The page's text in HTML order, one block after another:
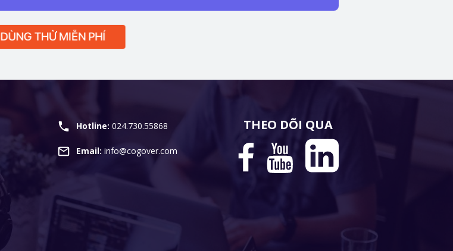
DÙNG THỬ MIỄN PHÍ
Hotline: 024.730.55868 THEO DÕI QUA
Email:info@cogover.com